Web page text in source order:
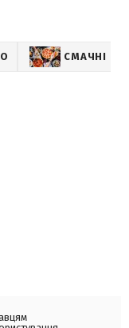
СМАЧНІ